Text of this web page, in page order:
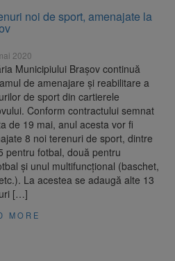
demolate
Belvedere de pe
de peste 1
luni
cele mai mari
amenajat în
Contractul a fost
pe DN1E Brașov
accident. Două
noi de sport, amenajate la
2020
Municipiului Brașov continuă
de amenajare și reabilitare a
de sport din cartierele
Conform contractului semnat
de 19 mai, anul acesta vor fi
8 noi terenuri de sport, dintre
pentru fotbal, două pentru
și unul multifuncțional (baschet,
La acestea se adaugă alte 13
[…]
MORE